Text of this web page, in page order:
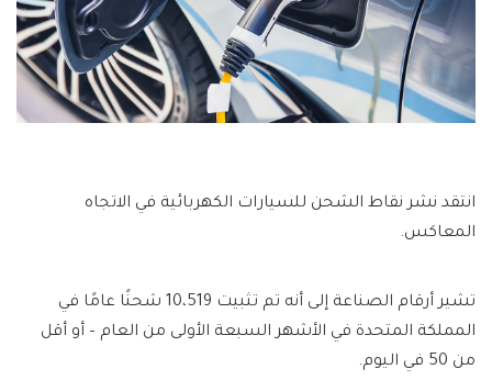
انتقد نشر نقاط الشحن للسيارات الكهربائية في الاتجاه
المعاكس.
تشير أرقام الصناعة إلى أنه تم تثبيت 10،519 شحنًا عامًا في
المملكة المتحدة في الأشهر السبعة الأولى من العام – أو أقل
من 50 في اليوم.